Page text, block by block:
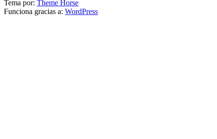
entradas
Tema por: Theme Horse
Funciona gracias a: WordPress